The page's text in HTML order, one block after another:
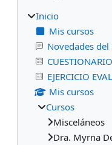
Inicio
Mis cursos
Novedades
EJERCICIO
Mis cursos
Cursos
Misceláneos
Dra. Myrna